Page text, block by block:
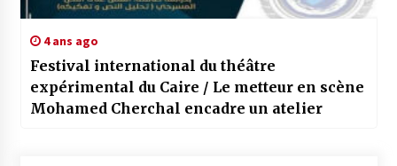
4 ans ago
Festival international du théâtre
expérimental du Caire / Le metteur en scène
Mohamed Cherchal encadre un atelier